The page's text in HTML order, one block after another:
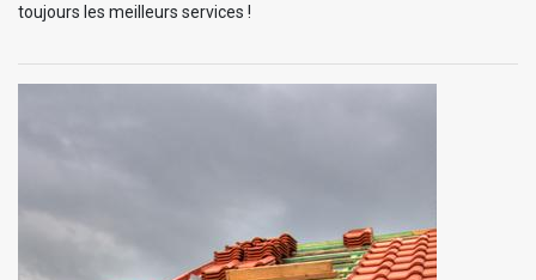
toujours les meilleurs services !